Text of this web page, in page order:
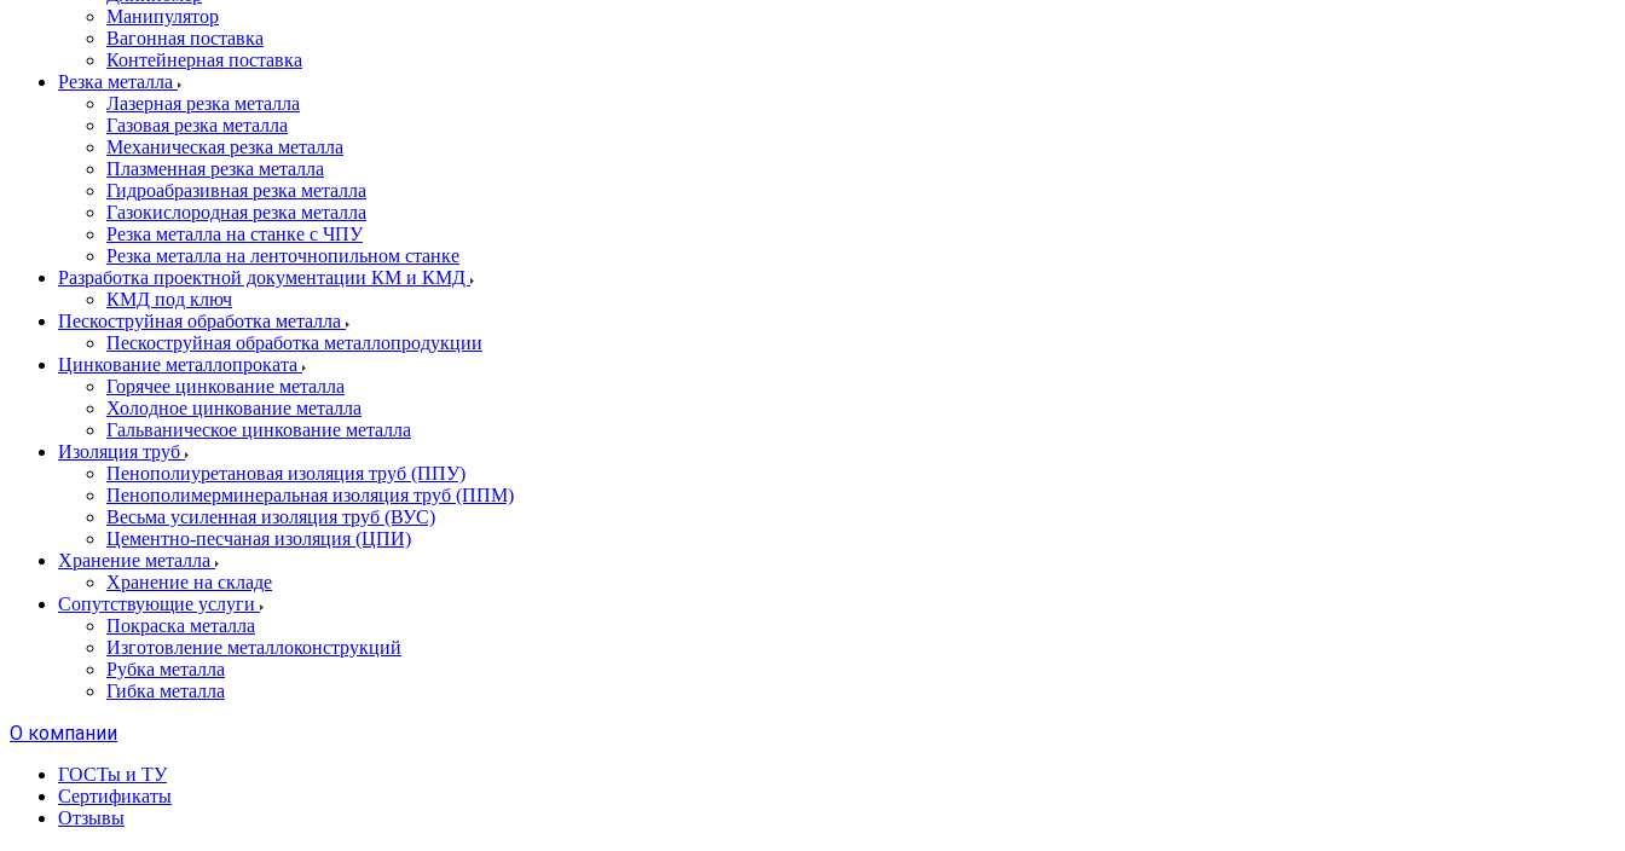
Манипулятор
Вагонная поставка
Контейнерная поставка
Резка металла
Лазерная резка металла
Газовая резка металла
Механическая резка металла
Плазменная резка металла
Гидроабразивная резка металла
Газокислородная резка металла
Резка металла на станке с ЧПУ
Резка металла на ленточнопильном станке
Разработка проектной документации КМ и КМД
КМД под ключ
Пескоструйная обработка металла
Пескоструйная обработка металлопродукции
Цинкование металлопроката
Горячее цинкование металла
Холодное цинкование металла
Гальваническое цинкование металла
Изоляция труб
Пенополиуретановая изоляция труб (ППУ)
Пенополимерминеральная изоляция труб (ППМ)
Весьма усиленная изоляция труб (ВУС)
Цементно-песчаная изоляция (ЦПИ)
Хранение металла
Хранение на складе
Сопутствующие услуги
Покраска металла
Изготовление металлоконструкций
Рубка металла
Гибка металла
О компании
ГОСТы и ТУ
Сертификаты
Отзывы